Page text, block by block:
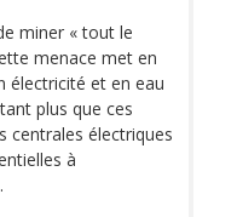
miner « tout le
menace met en
électricité et en eau
plus que ces
centrales électriques
à